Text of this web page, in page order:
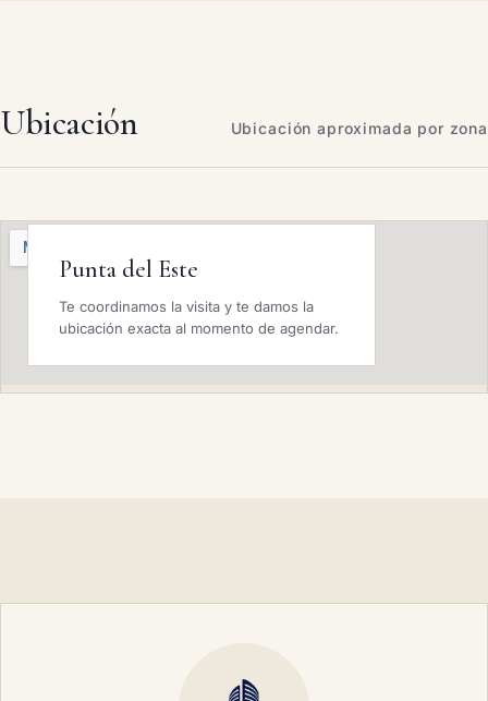
Ubicación Ubicación aproximada por zona
Punta del Este
Te coordinamos la visita y te damos la
ubicación exacta al momento de agendar.